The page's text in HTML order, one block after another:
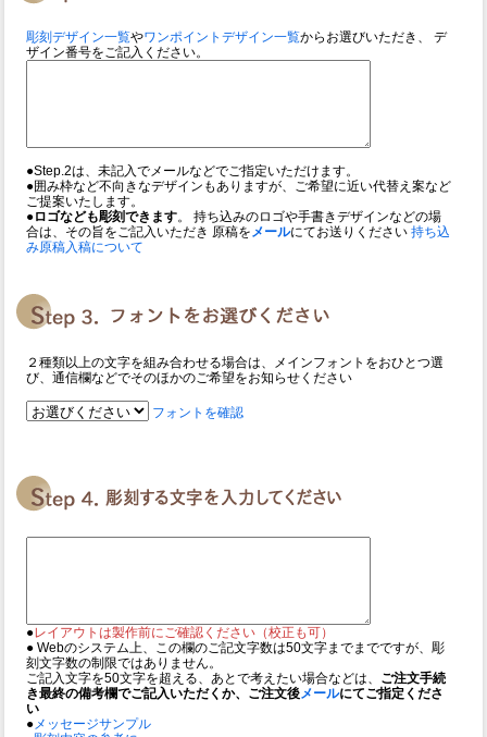
彫刻デザイン一覧やワンポイントデザイン一覧からお選びいただき、 デ
ザイン番号をご記入ください。
●Step.2は、未記入でメールなどでご指定いただけます。
●囲み枠など不向きなデザインもありますが、ご希望に近い代替え案など
ご提案いたします。
●ロゴなども彫刻できます。 持ち込みのロゴや手書きデザインなどの場
合は、その旨をご記入いただき 原稿をメールにてお送りください 持ち込
み原稿入稿について
２種類以上の文字を組み合わせる場合は、メインフォントをおひとつ選
び、通信欄などでそのほかのご希望をお知らせください
フォントを確認
●レイアウトは製作前にご確認ください（校正も可）
● Webのシステム上、この欄のご記文字数は50文字までまでですが、彫
刻文字数の制限ではありません。
ご記入文字を50文字を超える、あとで考えたい場合などは、 ご注文手続
き最終の備考欄でご記入いただくか、ご注文後メールにてご指定くださ
い
●メッセージサンプル